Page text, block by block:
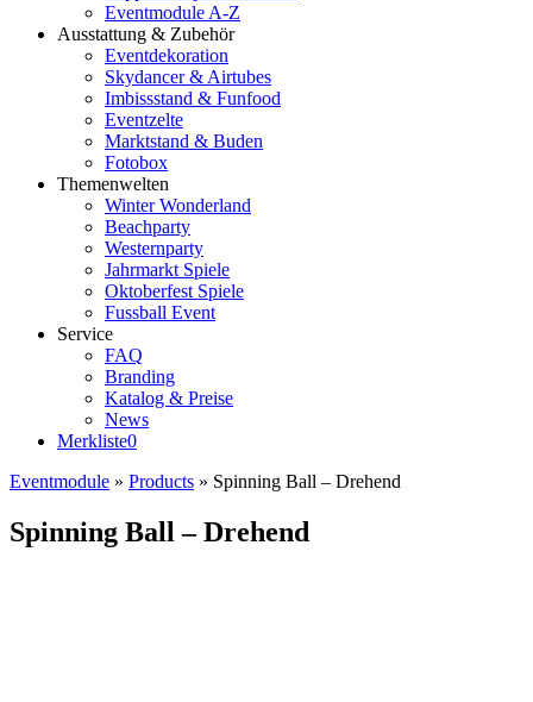
Eventmodule A-Z
Ausstattung & Zubehör
Eventdekoration
Skydancer & Airtubes
Imbissstand & Funfood
Eventzelte
Marktstand & Buden
Fotobox
Themenwelten
Winter Wonderland
Beachparty
Westernparty
Jahrmarkt Spiele
Oktoberfest Spiele
Fussball Event
Service
FAQ
Branding
Katalog & Preise
News
Merkliste0
Eventmodule » Products » Spinning Ball – Drehend
Spinning Ball – Drehend